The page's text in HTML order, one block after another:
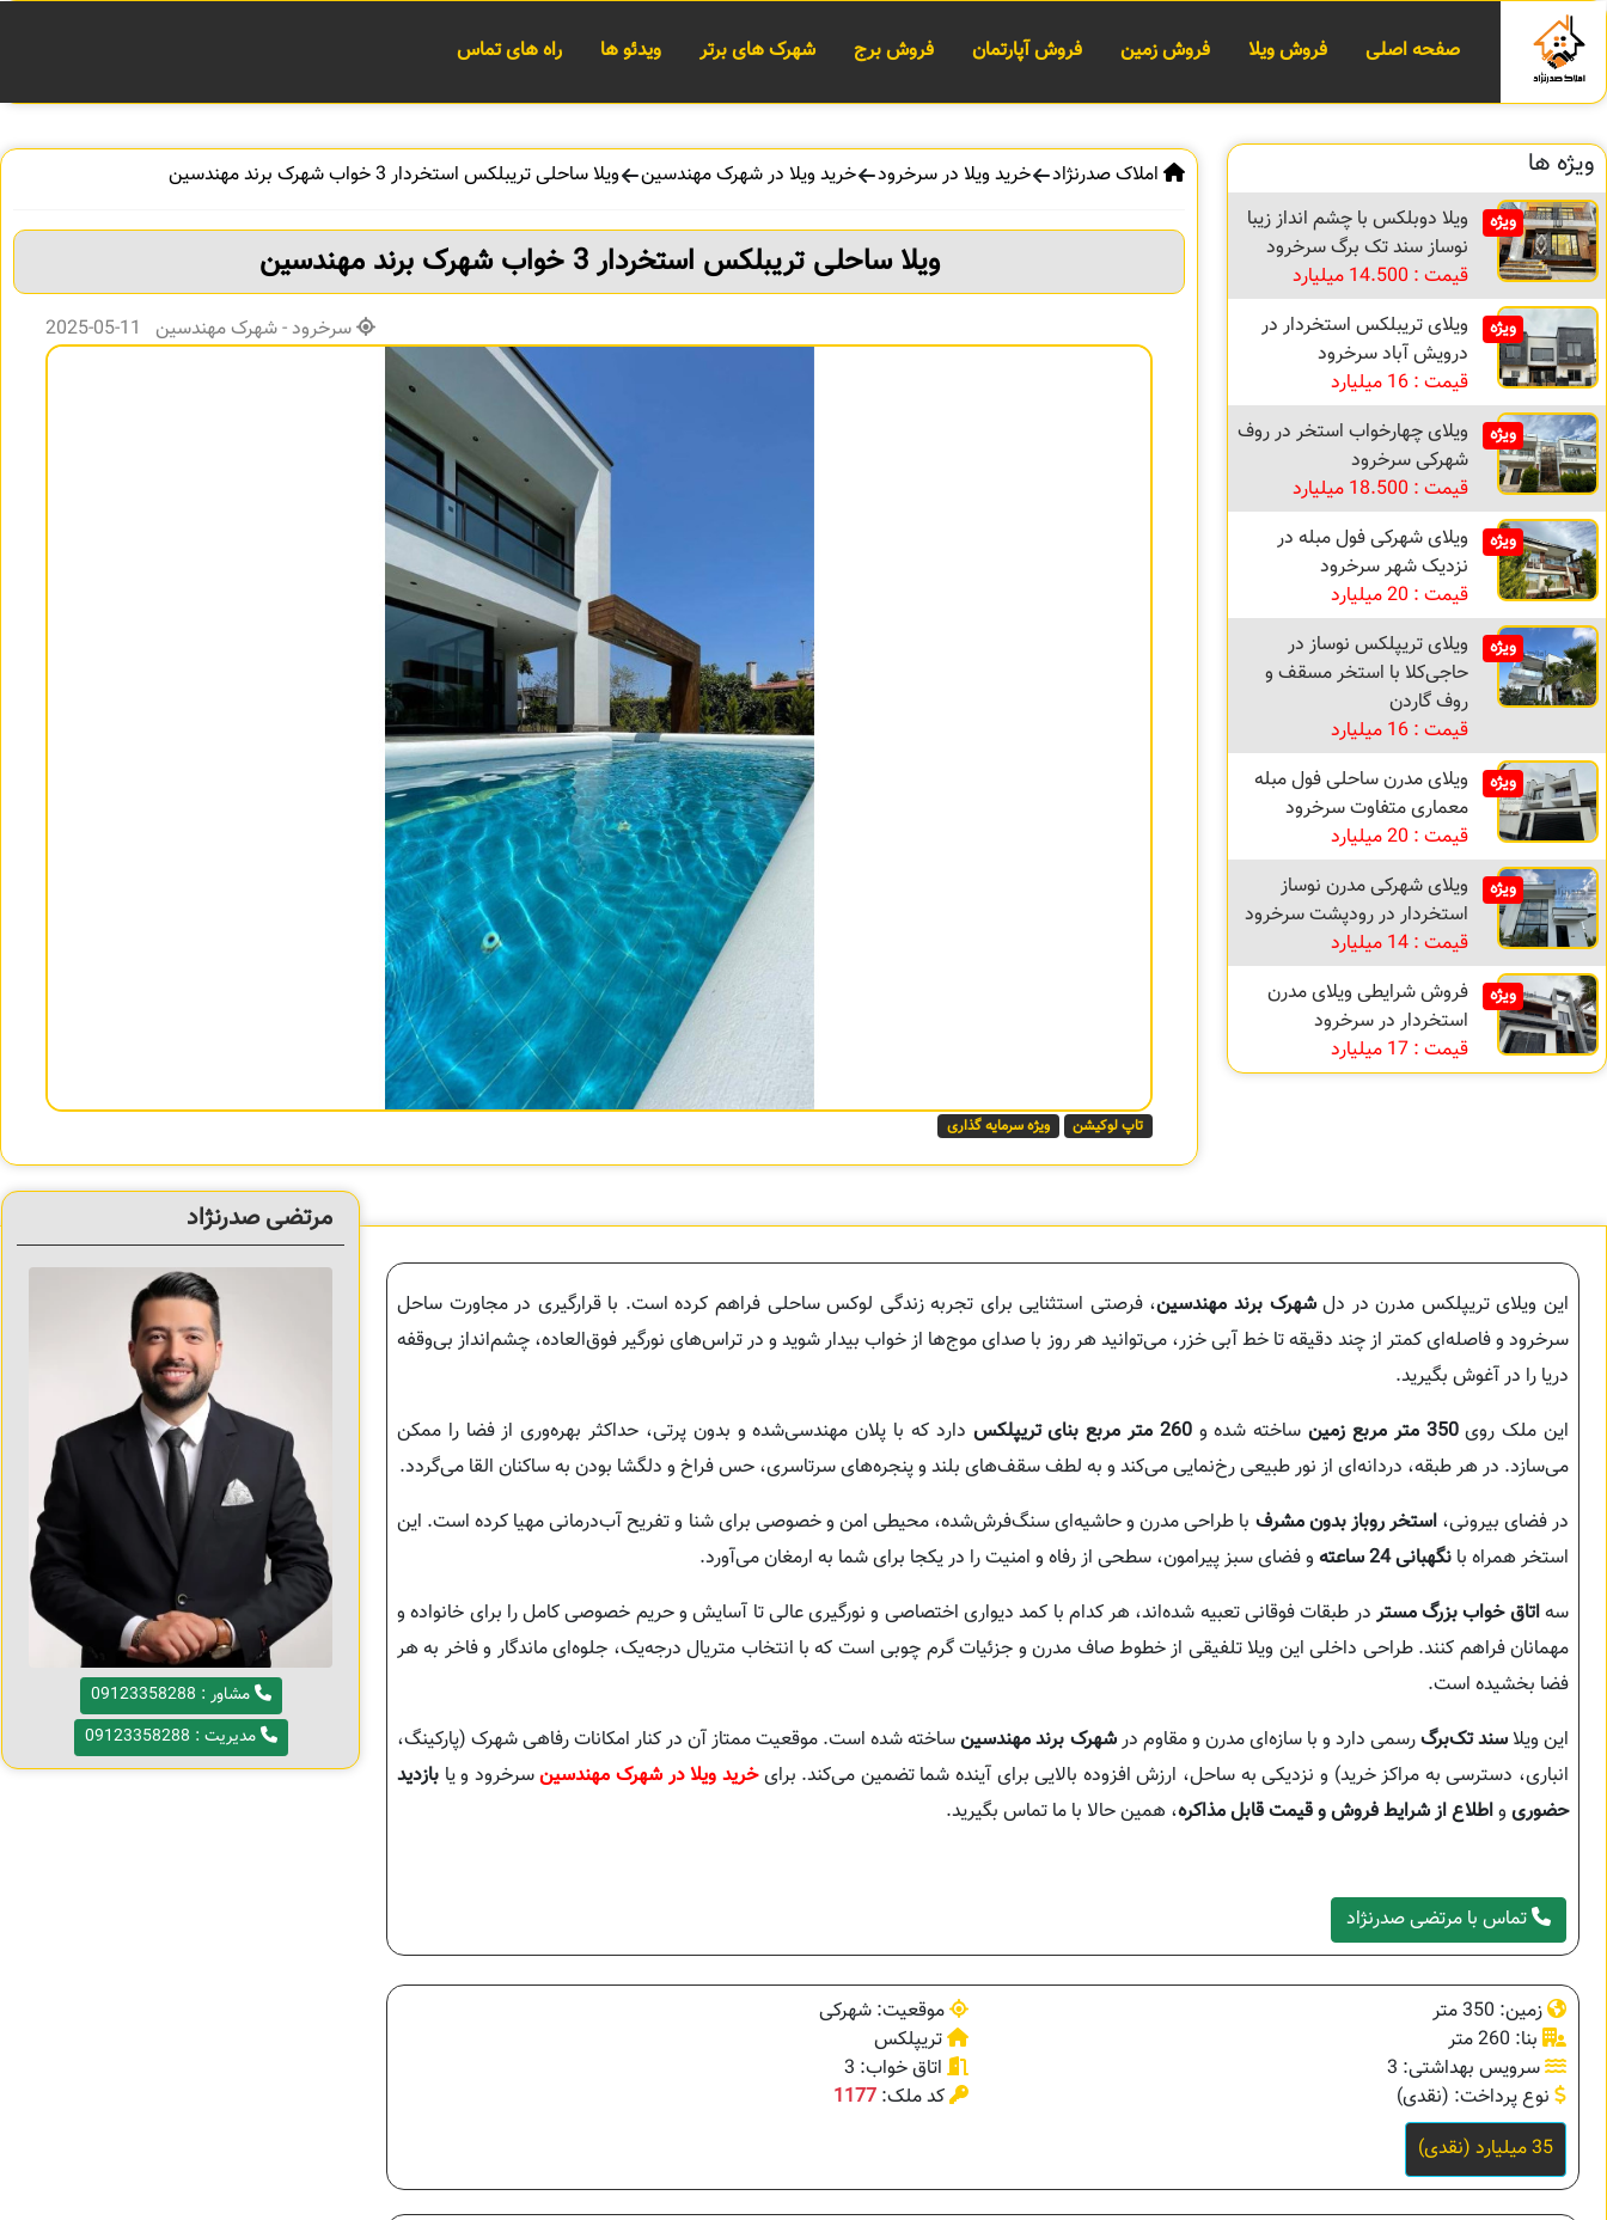
صفحه اصلی فروش ویلا فروش زمین فروش آپارتمان فروش برج شهرک های برتر ویدئو ها راه های تماس
املاک صدرنژاد خرید ویلا در سرخرود خرید ویلا در شهرک مهندسین ویلا ساحلی تریبلکس استخردار 3 خواب شهرک برند مهندسین
ویلا ساحلی تریبلکس استخردار 3 خواب شهرک برند مهندسین
سرخرود - شهرک مهندسین 11-05-2025
تاپ لوکیشن ویژه سرمایه گذاری
ویژه ها
ویژه
ویلا دوبلکس با چشم انداز زیبا
نوساز سند تک برگ سرخرود
قیمت : 14.500 میلیارد
ویژه
ویلای تریبلکس استخردار در
درویش آباد سرخرود
قیمت : 16 میلیارد
ویژه
ویلای چهارخواب استخر در روف
شهرکی سرخرود
قیمت : 18.500 میلیارد
ویژه
ویلای شهرکی فول مبله در
نزدیک شهر سرخرود
قیمت : 20 میلیارد
ویژه
ویلای تریپلکس نوساز در
حاجی‌کلا با استخر مسقف و
روف گاردن
قیمت : 16 میلیارد
ویژه
ویلای مدرن ساحلی فول مبله
معماری متفاوت سرخرود
قیمت : 20 میلیارد
ویژه
ویلای شهرکی مدرن نوساز
استخردار در رودپشت سرخرود
قیمت : 14 میلیارد
ویژه
فروش شرایطی ویلای مدرن
استخردار در سرخرود
قیمت : 17 میلیارد
مرتضی صدرنژاد
مشاور : 09123358288
مدیریت : 09123358288
این ویلای تریپلکس مدرن در دلشهرک برند مهندسین، فرصتی استثنایی برای تجربه زندگی لوکس ساحلی فراهم کرده است. با قرارگیری در مجاورت ساحل
سرخرود و فاصله‌ای کمتر از چند دقیقه تا خط آبی خزر، می‌توانید هر روز با صدای موج‌ها از خواب بیدار شوید و در تراس‌های نورگیر فوق‌العاده، چشم‌انداز بی‌وقفه
دریا را در آغوش بگیرید.
این ملک روی350 متر مربع زمین ساخته شده و260 متر مربع بنای تریپلکس
دارد که با پلان مهندسی‌شده و بدون پرتی، حداکثر بهره‌وری از فضا را ممکن
می‌سازد. در هر طبقه، دردانه‌ای از نور طبیعی رخ‌نمایی می‌کند و به لطف سقف‌های بلند و پنجره‌های سرتاسری، حس فراخ و دلگشا بودن به ساکنان القا می‌گردد.
در فضای بیرونی،استخر روباز بدون مشرف با طراحی مدرن و حاشیه‌ای سنگ‌فرش‌شده، محیطی امن و خصوصی برای شنا و تفریح آب‌درمانی مهیا کرده است. این
استخر همراه با نگهبانی 24 ساعته
و فضای سبز پیرامون، سطحی از رفاه و امنیت را در یکجا برای شما به ارمغان می‌آورد.
سهاتاق خواب بزرگ مستر در طبقات فوقانی تعبیه شده‌اند، هر کدام با کمد دیواری اختصاصی و نورگیری عالی تا آسایش و حریم خصوصی کامل را برای خانواده و
مهمانان فراهم کنند. طراحی داخلی این ویلا تلفیقی از خطوط صاف مدرن و جزئیات گرم چوبی است که با انتخاب متریال درجه‌یک، جلوه‌ای ماندگار و فاخر به هر
فضا بخشیده است.
این ویلاسند تک‌برگرسمی دارد و با سازه‌ای مدرن و مقاوم درشهرک برند مهندسینساخته شده است. موقعیت ممتاز آن در کنار امکانات رفاهی شهرک (پارکینگ،
انباری، دسترسی به مراکز خرید) و نزدیکی به ساحل، ارزش افزوده بالایی برای آینده شما تضمین می‌کند. برایخرید ویلا در شهرک مهندسینسرخرود و یا بازدید
حضوری واطلاع از شرایط فروش و قیمت قابل مذاکره، همین حالا با ما تماس بگیرید.
تماس با مرتضی صدرنژاد
زمین: 350 متر
موقعیت: شهرکی
بنا: 260 متر
تریپلکس
سرویس بهداشتی: 3
اتاق خواب: 3
نوع پرداخت: (نقدی)
کد ملک: 1177
35 میلیارد (نقدی)